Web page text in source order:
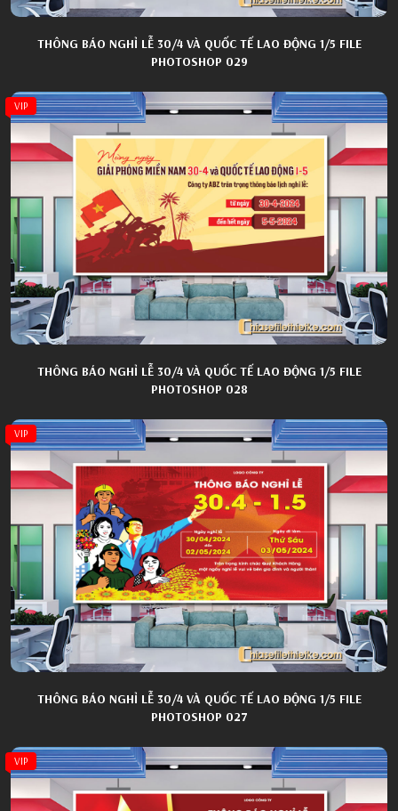
THÔNG BÁO NGHỈ LỄ 30/4 VÀ QUỐC TẾ LAO ĐỘNG 1/5 FILE
PHOTOSHOP 029
VIP
THÔNG BÁO NGHỈ LỄ 30/4 VÀ QUỐC TẾ LAO ĐỘNG 1/5 FILE
PHOTOSHOP 028
VIP
THÔNG BÁO NGHỈ LỄ 30/4 VÀ QUỐC TẾ LAO ĐỘNG 1/5 FILE
PHOTOSHOP 027
VIP